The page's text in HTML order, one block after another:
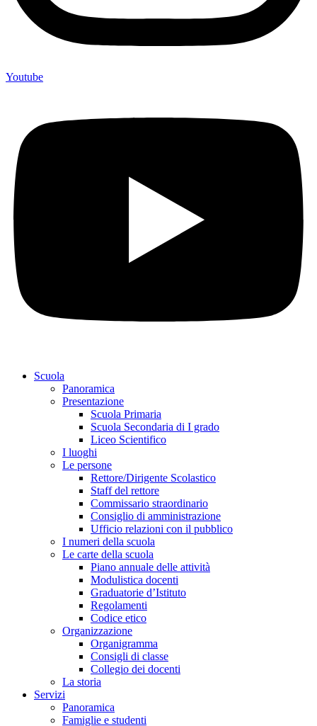
Youtube
Scuola
Panoramica
Presentazione
Scuola Primaria
Scuola Secondaria di I grado
Liceo Scientifico
I luoghi
Le persone
Rettore/Dirigente Scolastico
Staff del rettore
Commissario straordinario
Consiglio di amministrazione
Ufficio relazioni con il pubblico
I numeri della scuola
Le carte della scuola
Piano annuale delle attività
Modulistica docenti
Graduatorie d’Istituto
Regolamenti
Codice etico
Organizzazione
Organigramma
Consigli di classe
Collegio dei docenti
La storia
Servizi
Panoramica
Famiglie e studenti